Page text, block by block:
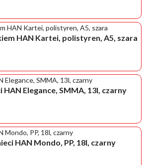
HAN Kartei, polistyren, A5, szara
HAN Elegance, SMMA, 13l, czarny
HAN Mondo, PP, 18l, czarny